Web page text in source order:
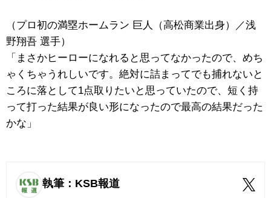
（プロ初の満塁ホームラン 巨人（高松商業出身）／浅
野翔吾 選手）
「まさかヒーローになれると思ってなかったので、めち
ゃくちゃうれしいです。絶対に詰まってでも捕れないと
ころに落として1点取りたいと思っていたので、短く持
って打った結果が良い形になったので最高の結果だった
かな」
執筆：KSB報道